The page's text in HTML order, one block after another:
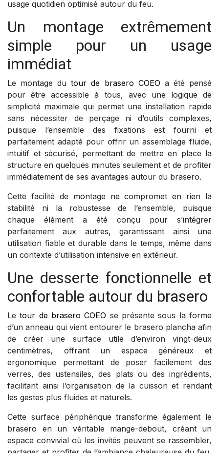
usage quotidien optimisé autour du feu.
Un montage extrêmement
simple pour un usage
immédiat
Le montage dutour de brasero COEO a été pensé
pour être accessible à tous, avec une logique de
simplicité maximale qui permet une installation rapide
sans nécessiter de perçage ni d’outils complexes,
puisque l’ensemble des fixations est fourni et
parfaitement adapté pour offrir un assemblage fluide,
intuitif et sécurisé, permettant de mettre en place la
structure en quelques minutes seulement et de profiter
immédiatement de ses avantages autour du brasero.
Cette facilité de montage ne compromet en rien la
stabilité ni la robustesse de l’ensemble, puisque
chaque élément a été conçu pour s’intégrer
parfaitement aux autres, garantissant ainsi une
utilisation fiable et durable dans le temps, même dans
un contexte d’utilisation intensive en extérieur.
Une desserte fonctionnelle et
confortable autour du brasero
Letour de brasero COEO se présente sous la forme
d’un anneau qui vient entourer le brasero plancha afin
de créer une surface utile d’environ vingt-deux
centimètres, offrant un espace généreux et
ergonomique permettant de poser facilement des
verres, des ustensiles, des plats ou des ingrédients,
facilitant ainsi l’organisation de la cuisson et rendant
les gestes plus fluides et naturels.
Cette surface périphérique transforme également le
brasero en un véritable mange-debout, créant un
espace convivial où les invités peuvent se rassembler,